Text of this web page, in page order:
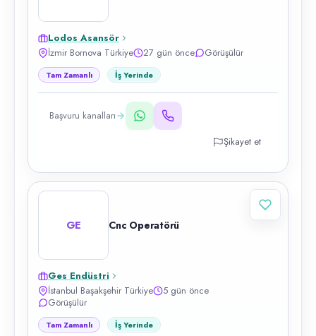
Lodos Asansör
İzmir Bornova Türkiye
27 gün önce Görüşülür
Tam Zamanlı İş Yerinde
Başvuru kanalları
Şikayet et
GE Cnc Operatörü
Ges Endüstri
İstanbul Başakşehir Türkiye
5 gün önce
Görüşülür
Tam Zamanlı İş Yerinde